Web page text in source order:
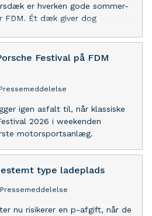
er hverken gode sommer-
FDM. Ét dæk giver dog
Festival på FDM
Pressemeddelelse
igen asfalt til, når klassiske
2026 i weekenden
motorsportsanlæg.
type ladeplads
Pressemeddelelse
nu risikerer en p-afgift, når de